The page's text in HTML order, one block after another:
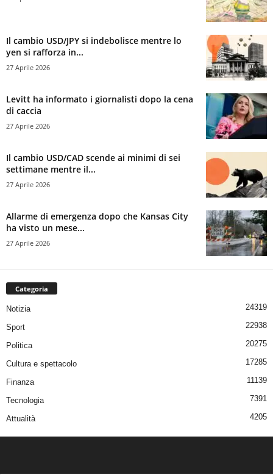
Il cambio USD/JPY si indebolisce mentre lo
yen si rafforza in...
27 Aprile 2026
Levitt ha informato i giornalisti dopo la cena
di caccia
27 Aprile 2026
Il cambio USD/CAD scende ai minimi di sei
settimane mentre il...
27 Aprile 2026
Allarme di emergenza dopo che Kansas City
ha visto un mese...
27 Aprile 2026
Categoria
Notizia 24319
Sport 22938
Politica 20275
Cultura e spettacolo 17285
Finanza 11139
Tecnologia 7391
Attualità 4205